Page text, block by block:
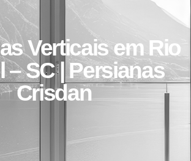
Verticais em Rio
– SC | Persianas
Crisdan